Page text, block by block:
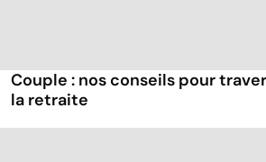
Couple : nos conseils pour
la retraite